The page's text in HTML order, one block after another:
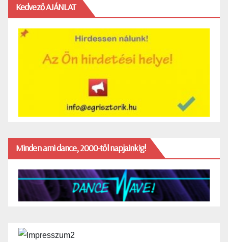
Kedvező AJÁNLAT
Minden ami dance, 2000-től napjainkig!